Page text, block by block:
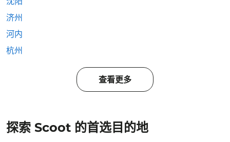
济州
河内
杭州
查看更多
探索 Scoot 的首选目的地